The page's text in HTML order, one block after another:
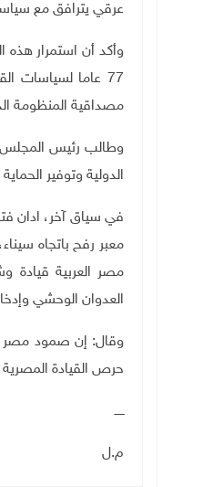
عرقي يترافق مع
وأكد أن استمرار هذه
77 عاما
مصداقية المنظومة
وطالب رئيس المجلس
الدولية وتوفير
في سياق آخر، ادان
معبر رفح باتجاه
مصر العربية قيادة
العدوان الوحشي
وقال: إن صمود مصر
حرص القيادة
ـــــ
م.ل